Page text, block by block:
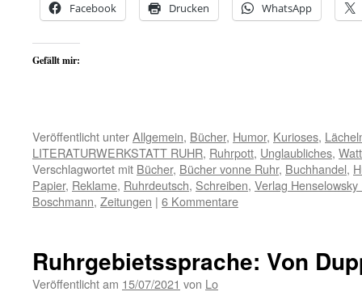
Facebook Drucken WhatsApp
Gefällt mir:
Veröffentlicht unterAllgemein, Bücher, Humor, Kurioses,
LITERATURWERKSTATT RUHR, Ruhrpott, Unglaubliches,
Verschlagwortet mit Bücher, Bücher vonne Ruhr, Buchhandel,
Papier, Reklame, Ruhrdeutsch, Schreiben, Verlag
Boschmann, Zeitungen | 6 Kommentare
Ruhrgebietssprache: Von
Veröffentlicht am 15/07/2021 von Lo